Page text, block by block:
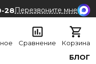
28Перезвоните мне
Сравнение Корзина
БЛОГ